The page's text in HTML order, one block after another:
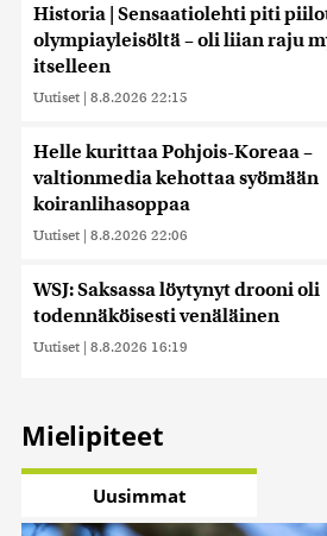
Historia | Sensaatiolehti piti
olympiayleisöltä – oli liian raju
itselleen
Uutiset | 8.8.2026 22:15
Helle kurittaa Pohjois-Koreaa –
valtionmedia kehottaa syömään
koiranlihasoppaa
Uutiset | 8.8.2026 22:06
WSJ: Saksassa löytynyt drooni oli
todennäköisesti venäläinen
Uutiset | 8.8.2026 16:19
Mielipiteet
Uusimmat